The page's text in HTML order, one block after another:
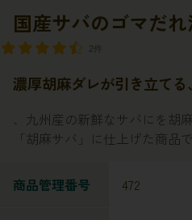
国産サバのゴマだれ
濃厚胡麻ダレが引き立て
、九州産の新鮮なサバにを
「胡麻サバ」に仕上げた商品で
商品管理番号 472